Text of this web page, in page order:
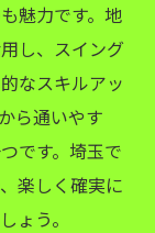
魅力です。地
し、スイング
なスキルアッ
ら通いやす
です。埼玉で
楽しく確実に
ょう。